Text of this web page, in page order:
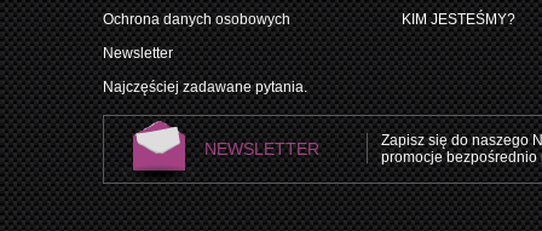
Ochrona danych osobowych
Newsletter
Najczęściej zadawane pytania.
KIM JESTEŚMY?
NEWSLETTER
Zapisz się do naszego
promocje bezpośrednio